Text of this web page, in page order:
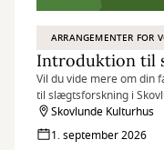
ARRANGEMENTER FOR
Introduktion til
Vil du vide mere om din
til slægtsforskning i
databaser, finde dine
stamtræ.
Skovlunde Kulturhus
1. september 2026